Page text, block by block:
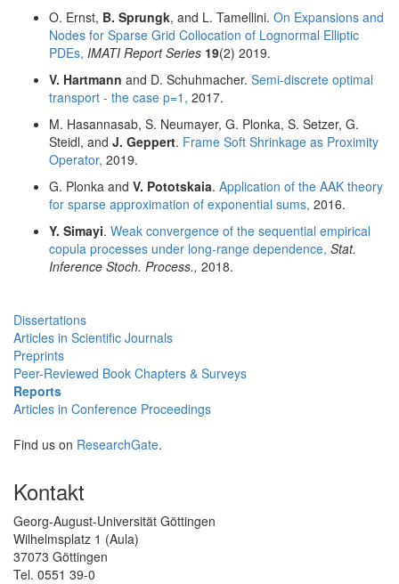
O. Ernst, B. Sprungk, and L. Tamellini. On Expansions and
Nodes for Sparse Grid Collocation of Lognormal Elliptic
PDEs, IMATI Report Series 19(2) 2019.
V. Hartmann and D. Schuhmacher. Semi-discrete optimal
transport - the case p=1, 2017.
M. Hasannasab, S. Neumayer, G. Plonka, S. Setzer, G.
Steidl, and J. Geppert. Frame Soft Shrinkage as Proximity
Operator, 2019.
G. Plonka and V. Pototskaia. Application of the AAK theory
for sparse approximation of exponential sums, 2016.
Y. Simayi. Weak convergence of the sequential empirical
copula processes under long-range dependence, Stat.
Inference Stoch. Process., 2018.
Dissertations
Articles in Scientific Journals
Preprints
Peer-Reviewed Book Chapters & Surveys
Reports
Articles in Conference Proceedings
Find us on ResearchGate.
Kontakt
Georg-August-Universität Göttingen
Wilhelmsplatz 1 (Aula)
37073 Göttingen
Tel. 0551 39-0